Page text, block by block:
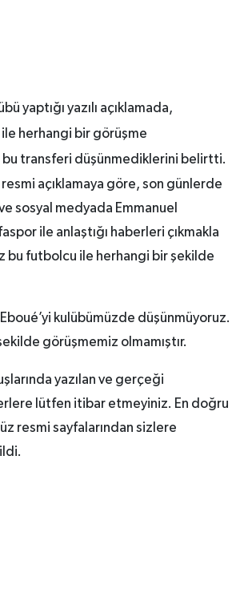
yaptığı yazılı açıklamada,
ile herhangi bir görüşme
bu transferi düşünmediklerini belirtti.
resmi açıklamaya göre, son günlerde
sosyal medyada Emmanuel
ile anlaştığı haberleri çıkmakla
bu futbolcu ile herhangi bir şekilde
kulübümüzde düşünmüyoruz.
görüşmemiz olmamıştır.
yazılan ve gerçeği
lütfen itibar etmeyiniz. En doğru
resmi sayfalarından sizlere